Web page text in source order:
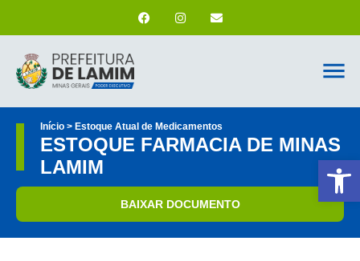
Início > Estoque Atual de Medicamentos
ESTOQUE FARMACIA DE MINAS
LAMIM
BAIXAR DOCUMENTO